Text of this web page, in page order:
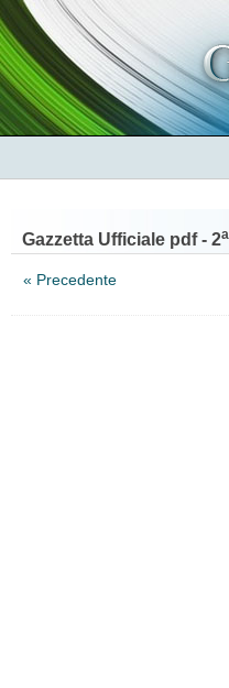
Gazzetta Ufficiale pdf - 2a
« Precedente